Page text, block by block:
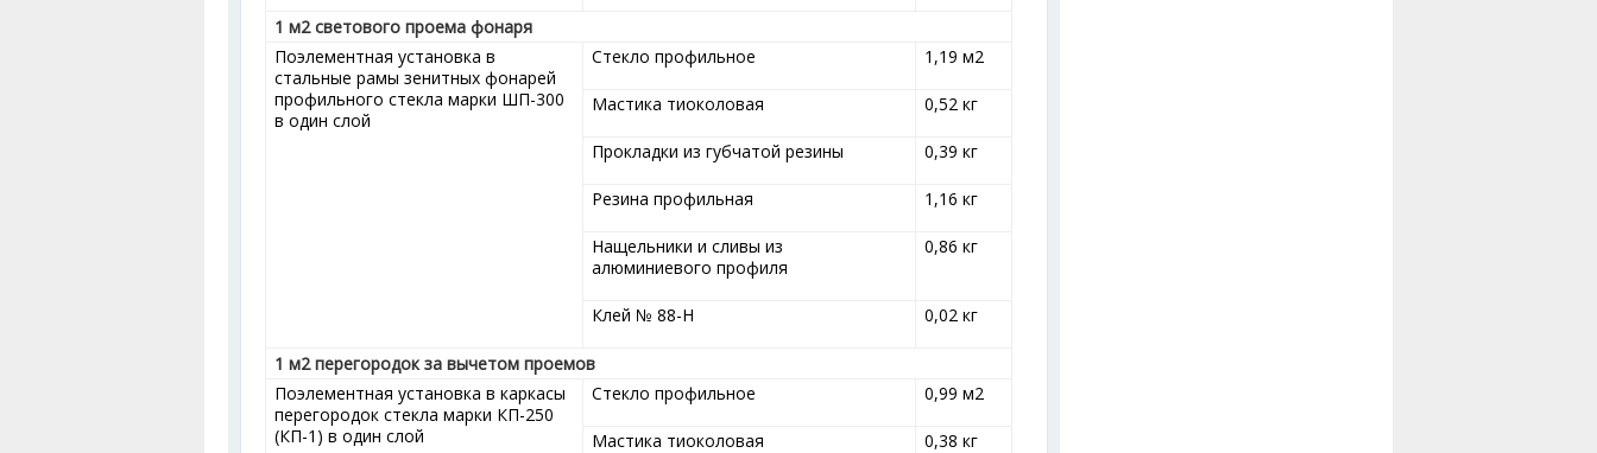
1 м2светового проема фонаря
Поэлементная установка в
стальные рамы зенитных фонарей
профильного стекла марки ШП-300
в один слой
Стекло профильное 1,19 м2
Мастика тиоколовая 0,52 кг
Прокладки из губчатой резины 0,39 кг
Резина профильная 1,16 кг
Нащельники и сливы из
алюминиевого профиля
0,86 кг
Клей № 88-Н 0,02 кг
1 м2перегородок за вычетом проемов
Поэлементная установка в каркасы
перегородок стекла марки КП-250
(КП-1) в один слой
Стекло профильное 0,99 м2
Мастика тиоколовая 0,38 кг